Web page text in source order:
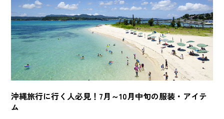
沖縄旅行に行く人必見！7月～10月中旬の服装・アイテ
ム